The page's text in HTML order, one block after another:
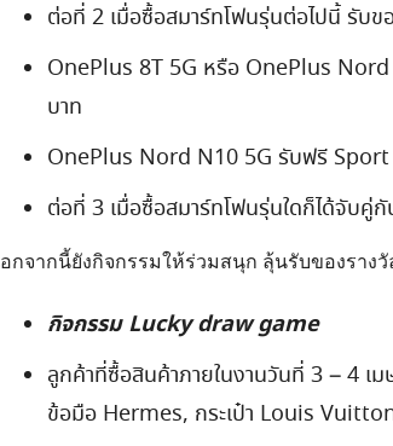
ต่อที่ 2 เมื่อซื้อสมาร์ทโฟนรุ่นต่อไปนี้ รับ
OnePlus 8T 5G หรือ OnePlus
บาท
OnePlus Nord N10 5G รับฟรี
ต่อที่ 3 เมื่อซื้อสมาร์ทโฟนรุ่นใดก็ได้จับคู่
กจากนี้ยังกิจกรรมให้ร่วมสนุก ลุ้นรับของราง
กิจกรรมLucky draw game
ลูกค้าที่ซื้อสินค้าภายในงานวันที่ 3 – 4 เ
ข้อมือ Hermes, กระเป๋า Louis